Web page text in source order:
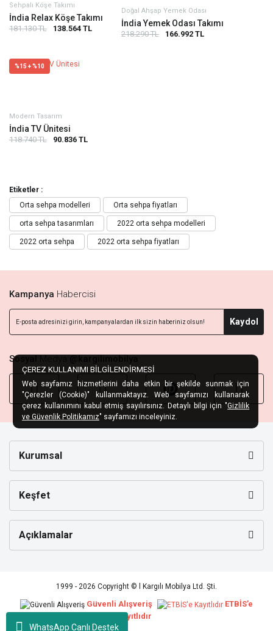
WhatsApp Canlı Destek
Sehpalı Köşe Takımı
İndia Relax Köşe Takımı
181.130 TL 138.564 TL
Doğal Ahşap Yemek Odası
İndia Yemek Odası Takımı
218.290 TL 166.992 TL
%15 + %10
Modern Tasarım
İndia TV Ünitesi
118.740 TL 90.836 TL
Etiketler :
Orta sehpa modelleri
Orta sehpa fiyatları
orta sehpa tasarımları 2022 orta sehpa modelleri
2022 orta sehpa 2022 orta sehpa fiyatları
Kampanya Habercisi
Kaydol
Sosyal
Kurumsal
Keşfet
Açıklamalar
1999 - 2026 Copyright © l Kargılı Mobilya Ltd. Şti.
Güvenli Alışveriş
ETBİS’e
Kayıtlıdır
ÇEREZ KULLANIMI BİLGİLENDİRMESİ
Web sayfamız hizmetlerini daha etkin bir şekilde sunmak için
"Çerezler (Cookie)" kullanmaktayız. Web sayfamızı kullanarak
çerez kullanımını kabul etmiş sayılırsınız. Detaylı bilgi için "Gizlilik
ve Güvenlik Politikamız" sayfamızı inceleyiniz.